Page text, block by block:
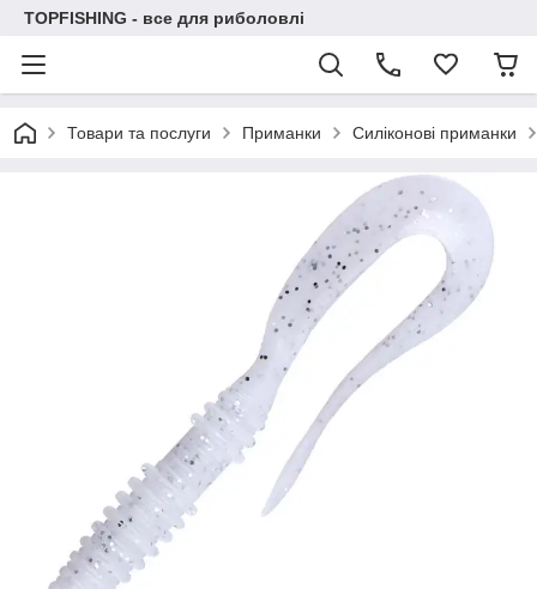
TOPFISHING - все для риболовлі
Товари та послуги Приманки Силіконові приманки